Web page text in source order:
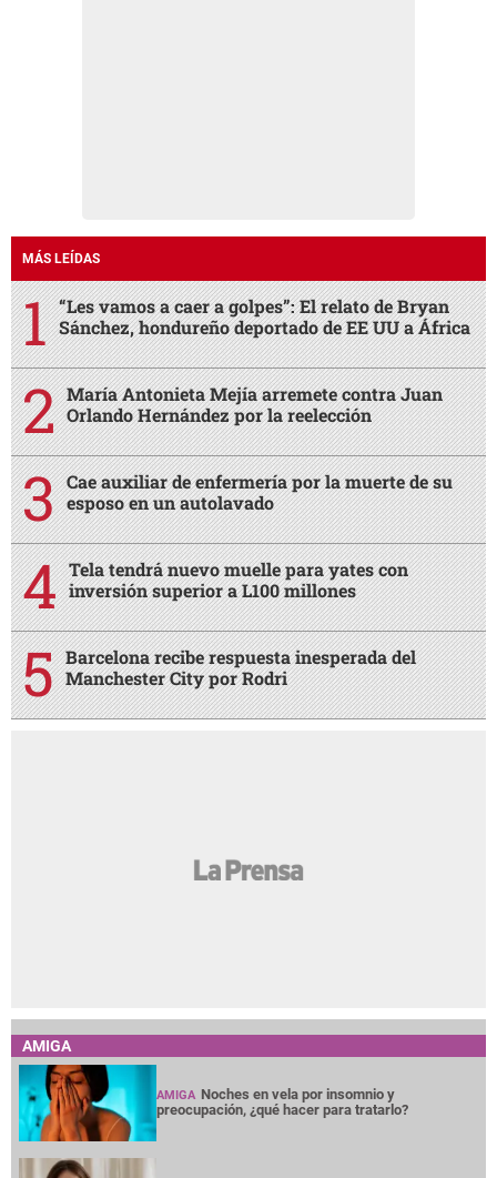
MÁS LEÍDAS
“Les vamos a caer a golpes”: El relato de Bryan
Sánchez, hondureño deportado de EE UU a África
María Antonieta Mejía arremete contra Juan
Orlando Hernández por la reelección
Cae auxiliar de enfermería por la muerte de su
esposo en un autolavado
Tela tendrá nuevo muelle para yates con
inversión superior a L100 millones
Barcelona recibe respuesta inesperada del
Manchester City por Rodri
AMIGA
AMIGA Noches en vela por insomnio y
preocupación, ¿qué hacer para tratarlo?